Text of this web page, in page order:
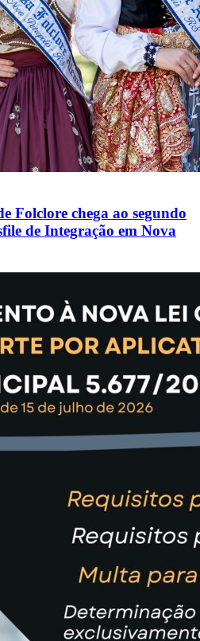
Folclore chega ao segundo
de Integração em Nova